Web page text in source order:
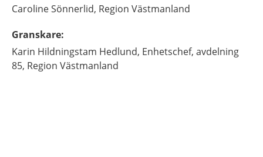
CarolineSönnerlid, Region Västmanland
Granskare:
Karin Hildningstam Hedlund, Enhetschef, avdelning
85, Region Västmanland